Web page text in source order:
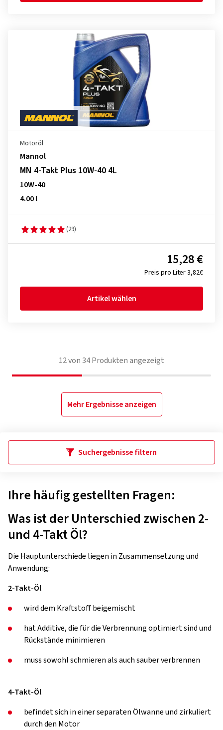
Motoröl
Mannol
MN 4-Takt Plus 10W-40 4L
10W-40
4.00 l
(29)
Preis pro Liter 3,82€
15,28 €
Artikel wählen
12von 34Produkten angezeigt
Mehr Ergebnisse anzeigen
Suchergebnisse filtern
Ihre häufig gestellten Fragen:
Was ist der Unterschied zwischen 2-
und 4-Takt Öl?
Die Hauptunterschiede liegen in Zusammensetzung und
Anwendung:
2-Takt-Öl
wird dem Kraftstoff beigemischt
hat Additive, die für die Verbrennung optimiert sind und
Rückstände minimieren
muss sowohl schmieren als auch sauber verbrennen
4-Takt-Öl
befindet sich in einer separaten Ölwanne und zirkuliert
durch den Motor